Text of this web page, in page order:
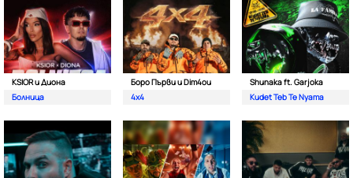
KSIOR и Диона
Болница
Боро Първи и Dim4ou
4x4
Shunaka ft. Garjoka
Kudet Teb Te Nyama